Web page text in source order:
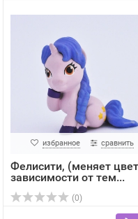
избранное сравнить
Фелисити, (меняет
зависимости от тем...
(0)